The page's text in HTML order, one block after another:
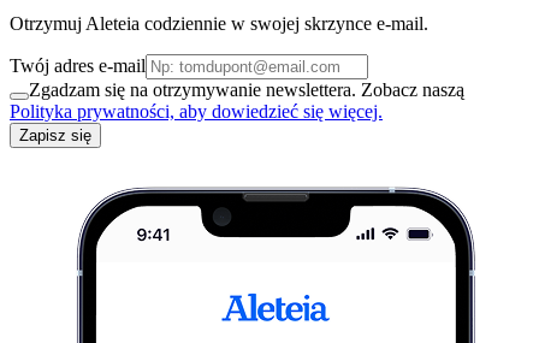
Otrzymuj Aleteia codziennie w swojej skrzynce e-mail.
Twój adres e-mail
Zgadzam się na otrzymywanie newslettera. Zobacz naszą
Polityka prywatności, aby dowiedzieć się więcej.
Zapisz się